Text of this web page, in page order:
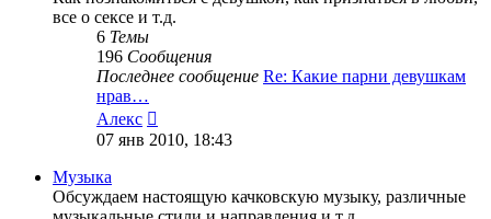
все о сексе и т.д.
6 Темы
196 Сообщения
Последнее сообщение Re: Какие парни девушкам
нрав…
Алекс
к
07 янв 2010, 18:43
Музыка
Обсуждаем настоящую качковскую музыку, различные